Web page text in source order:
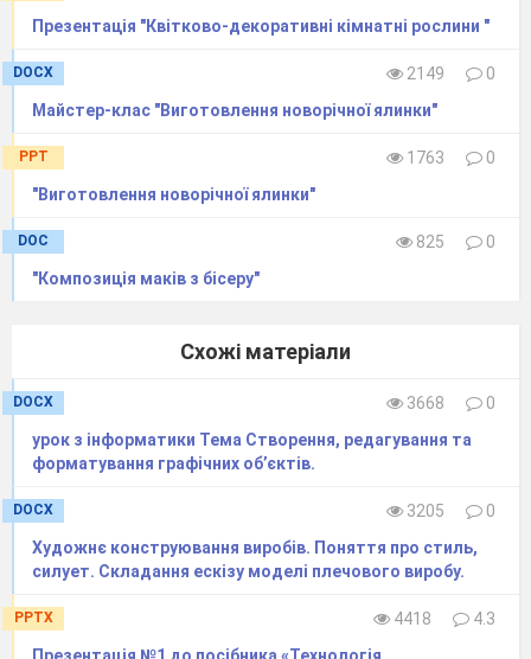
Презентація "Квітково-декоративні кімнатні рослини "
DOCX 2149
0
Майстер-клас "Виготовлення новорічної ялинки"
PPT 1763
0
"Виготовлення новорічної ялинки"
DOC 825
0
"Композиція маків з бісеру"
Схожі матеріали
DOCX 3668
0
урок з інформатики Тема Створення, редагування та
форматування графічних об’єктів.
DOCX 3205
0
Художнє конструювання виробів. Поняття про стиль,
силует. Складання ескізу моделі плечового виробу.
PPTX 4418
4.3